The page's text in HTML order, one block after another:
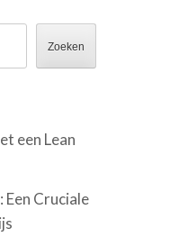
Zoeken
een Lean
Cruciale